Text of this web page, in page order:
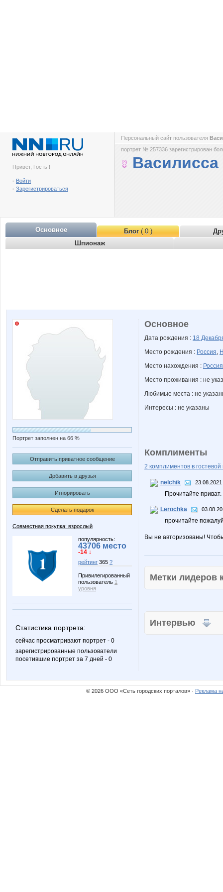
Привет, Гость !
- Войти
- Зарегистрироваться
Персональный сайт пользователя
портрет № 257336 зарегистрирован
Василисса
Основное Блог( 0 )
Шпионаж
Портрет заполнен на 66 %
Отправить приватное сообщение
Добавить в друзья
Игнорировать
Сделать подарок
Совместная покупка: взрослый
популярность:
43706 место
-14 ↓
рейтинг 365 ?
Привилегированный
пользователь 1
уровня
Статистика портрета:
сейчас просматривают портрет - 0
зарегистрированные пользователи
посетившие портрет за 7 дней - 0
Основное
Дата рождения : 18
Место рождения : Россия,
Место нахождения : Россия
Место проживания : не
Любимые места : не
Интересы : не указаны
Комплименты
2 комплиментов в гостевой
nelchik
Прочитайте
Lerochka
прочитайте
Вы не авторизованы!
Метки
Интервью
© 2026 ООО «Сеть городских порталов» · Реклама